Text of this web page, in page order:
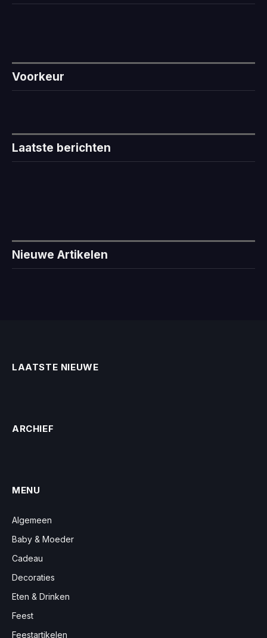
Voorkeur
Laatste berichten
Nieuwe Artikelen
LAATSTE NIEUWE
ARCHIEF
MENU
Algemeen
Baby & Moeder
Cadeau
Decoraties
Eten & Drinken
Feest
Feestartikelen